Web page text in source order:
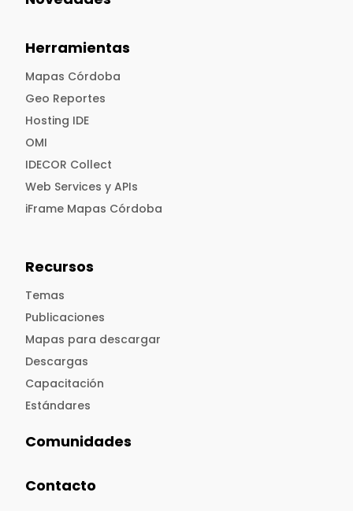
Herramientas
Mapas Córdoba
Geo Reportes
Hosting IDE
OMI
IDECOR Collect
Web Services y APIs
iFrame Mapas Córdoba
Recursos
Temas
Publicaciones
Mapas para descargar
Descargas
Capacitación
Estándares
Comunidades
Contacto